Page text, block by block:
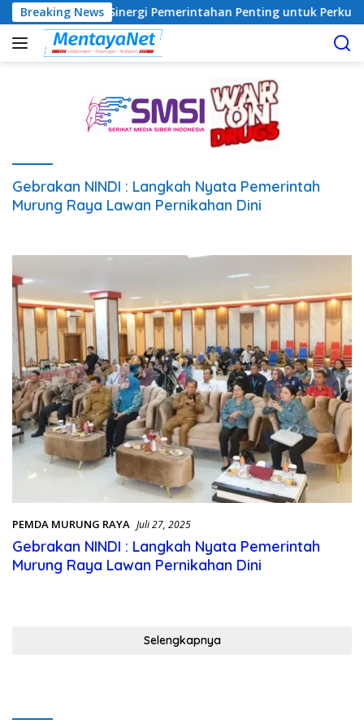
Langsung
ke
konten
Breaking News
Safrudin: Sinergi Pemerintahan Penting untuk Perkuat
Gebrakan NINDI : Langkah Nyata Pemerintah
Murung Raya Lawan Pernikahan Dini
PEMDA MURUNG RAYA Juli 27, 2025
Gebrakan NINDI : Langkah Nyata Pemerintah
Murung Raya Lawan Pernikahan Dini
Selengkapnya